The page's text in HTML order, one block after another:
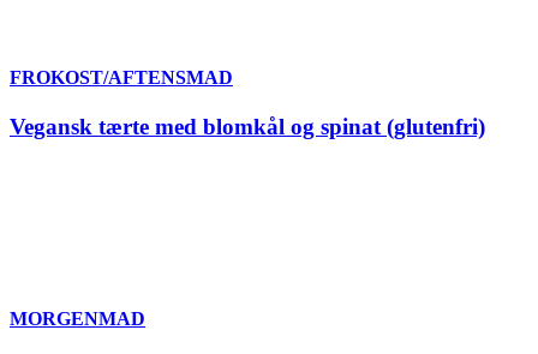
FROKOST/AFTENSMAD
Vegansk tærte med blomkål og spinat (glutenfri)
MORGENMAD